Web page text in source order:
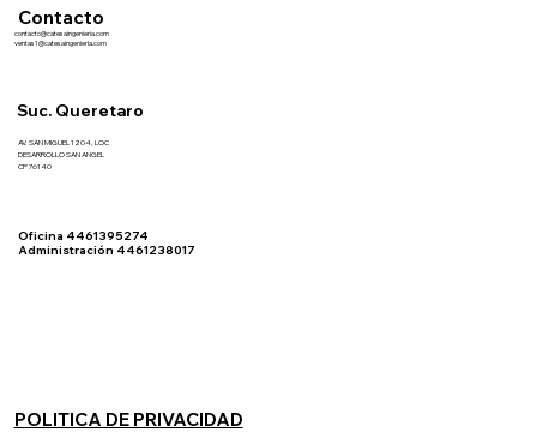
contacto@catesaingenieria.com
ventas1@catesaingenieria.com
POLITICA DE PRIVACIDAD
Contacto
Oficina 4461395274
Administración 4461238017
Suc. Queretaro
AV. SAN MIGUEL 1204, LOC
DESARROLLO SAN ANGEL
CP 76140